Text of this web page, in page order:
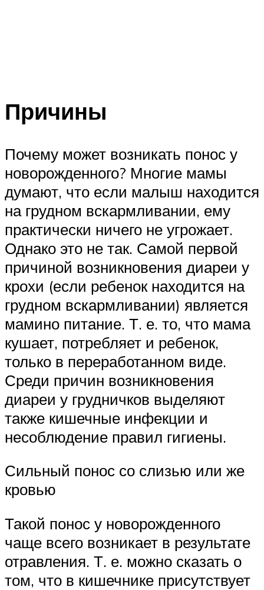
Причины
Почему может возникать понос у
новорожденного? Многие мамы
думают, что если малыш находится
на грудном вскармливании, ему
практически ничего не угрожает.
Однако это не так. Самой первой
причиной возникновения диареи у
крохи (если ребенок находится на
грудном вскармливании) является
мамино питание. Т. е. то, что мама
кушает, потребляет и ребенок,
только в переработанном виде.
Среди причин возникновения
диареи у грудничков выделяют
также кишечные инфекции и
несоблюдение правил гигиены.
Сильный понос со слизью или же
кровью
Такой понос у новорожденного
чаще всего возникает в результате
отравления. Т. е. можно сказать о
том, что в кишечнике присутствует